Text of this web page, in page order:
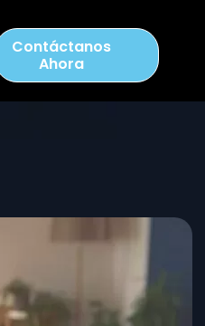
Contáctanos
Ahora